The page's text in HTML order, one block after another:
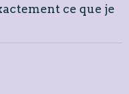
ce que je